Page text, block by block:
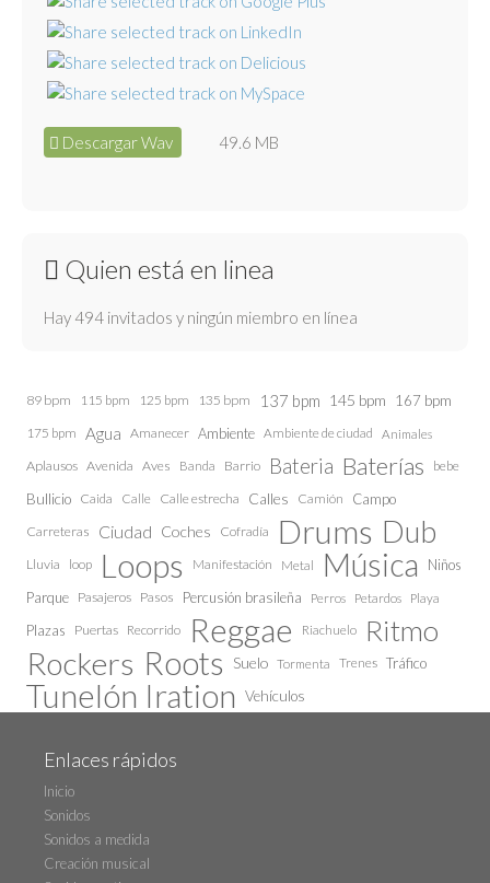
Descargar Wav 49.6 MB
Quien está en linea
Hay 494 invitados y ningún miembro en línea
89 bpm 115 bpm 125 bpm 135 bpm 137 bpm 145 bpm 167 bpm
175 bpm Agua Amanecer Ambiente Ambiente de ciudad Animales
Aplausos Avenida Aves Banda Barrio Bateria Baterías bebe
Bullicio Caida Calle Calle estrecha Calles Camión Campo
Carreteras Ciudad Coches Cofradía Drums Dub
Lluvia loop Loops Manifestación Metal Música
Niños
Parque Pasajeros Pasos Percusión brasileña Perros Petardos Playa
Plazas Puertas Recorrido Reggae Riachuelo Ritmo
Rockers Roots Suelo Tormenta Trenes Tráfico
Tunelón Iration Vehículos
Enlaces rápidos
Inicio
Sonidos
Sonidos a medida
Creación musical